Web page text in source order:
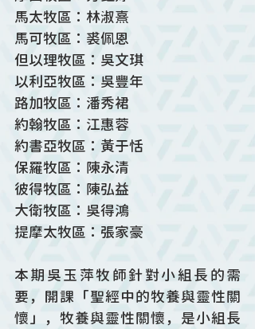
馬太牧區：林淑熹
馬可牧區：裘佩恩
但以理牧區：吳文琪
以利亞牧區：吳豐年
路加牧區：潘秀裙
約翰牧區：江惠蓉
約書亞牧區：黃于恬
保羅牧區：陳永清
彼得牧區：陳弘益
大衛牧區：吳得鴻
提摩太牧區：張家豪
本期吳玉萍牧師針對小組長的需
要，開課「聖經中的牧養與靈性關
懷」，牧養與靈性關懷，是小組長